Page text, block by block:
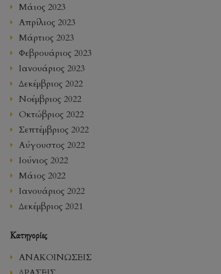
Μάιος 2023
Απρίλιος 2023
Μάρτιος 2023
Φεβρουάριος 2023
Ιανουάριος 2023
Δεκέμβριος 2022
Νοέμβριος 2022
Οκτώβριος 2022
Σεπτέμβριος 2022
Αύγουστος 2022
Ιούνιος 2022
Μάιος 2022
Ιανουάριος 2022
Δεκέμβριος 2021
Kατηγορίες
ΑΝΑΚΟΙΝΩΣΕΙΣ